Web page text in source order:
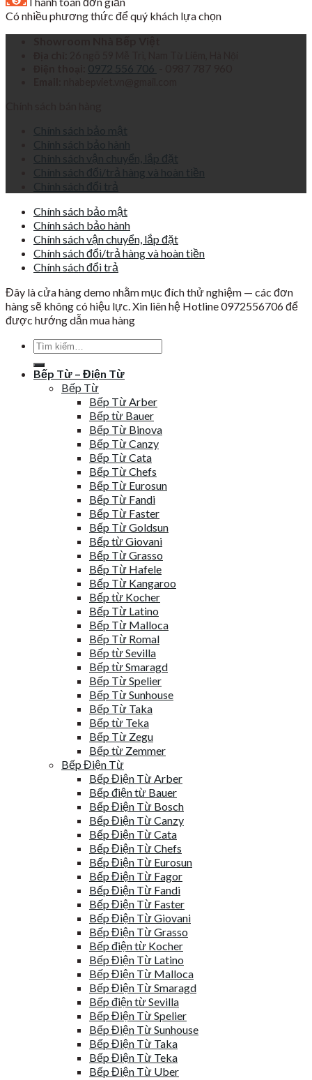
Có nhiều phương thức để quý khách lựa chọn
0972 556 706
Chính sách bảo mật
Chính sách bảo hành
Chính sách vận chuyển, lắp đặt
Chính sách đổi/trả hàng và hoàn tiền
Chính sách đổi trả
Chính sách bảo mật
Chính sách bảo hành
Chính sách vận chuyển, lắp đặt
Chính sách đổi/trả hàng và hoàn tiền
Chính sách đổi trả
Đây là cửa hàng demo nhằm mục đích thử nghiệm — các đơn
hàng sẽ không có hiệu lực. Xin liên hệ Hotline 0972556706 để
được hướng dẫn mua hàng
Tìm
kiếm:
Bếp Từ – Điện Từ
Bếp Từ
Bếp Từ Arber
Bếp từ Bauer
Bếp Từ Binova
Bếp Từ Canzy
Bếp Từ Cata
Bếp Từ Chefs
Bếp Từ Eurosun
Bếp Từ Fandi
Bếp Từ Faster
Bếp Từ Goldsun
Bếp từ Giovani
Bếp Từ Grasso
Bếp Từ Hafele
Bếp Từ Kangaroo
Bếp từ Kocher
Bếp Từ Latino
Bếp Từ Malloca
Bếp Từ Romal
Bếp từ Sevilla
Bếp từ Smaragd
Bếp Từ Spelier
Bếp Từ Sunhouse
Bếp Từ Taka
Bếp từ Teka
Bếp Từ Zegu
Bếp từ Zemmer
Bếp Điện Từ
Bếp Điện Từ Arber
Bếp điện từ Bauer
Bếp Điện Từ Bosch
Bếp Điện Từ Canzy
Bếp Điện Từ Cata
Bếp Điện Từ Chefs
Bếp Điện Từ Eurosun
Bếp Điện Từ Fagor
Bếp Điện Từ Fandi
Bếp Điện Từ Faster
Bếp Điện Từ Giovani
Bếp Điện Từ Grasso
Bếp điện từ Kocher
Bếp Điện Từ Latino
Bếp Điện Từ Malloca
Bếp Điện Từ Smaragd
Bếp điện từ Sevilla
Bếp Điện Từ Spelier
Bếp Điện Từ Sunhouse
Bếp Điện Từ Taka
Bếp Điện Từ Teka
Bếp Điện Từ Uber